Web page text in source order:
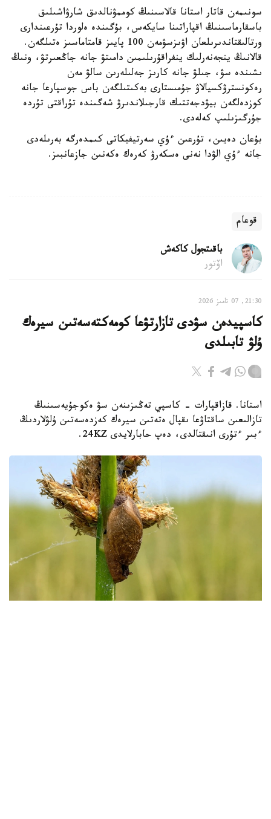
سونىمەن قاتار استانا قالاسىنىڭ كوممۋنالدىق شارۋاشىلىق
باسقارماسىنىڭ اقپاراتىنا سايكەس، بۇگىندە ەلوردا تۇرعىندارى
ورتالىقتاندىرىلعان اۋىزسۋمەن 100 پايىز قامتاماسىز ەتىلگەن.
قالانىڭ ينجەنەرلىك ينفراقۇرىلىمىن دامىتۋ جانە جاڭعىرتۋ، ونىڭ
ىشىندە سۋ، جىلۋ جانە كارىز جەلىلەرىن سالۋ مەن
رەكونسترۋكسيالاۋ جۇمىستارى بەكىتىلگەن باس جوسپارعا جانە
كوزدەلگەن بيۋدجەتتىك قارجىلاندىرۋ شەگىندە تۇراقتى تۇردە
جۇرگىزىلىپ كەلەدى.
بۇعان دەيىن، تۇرعىن ءۇي سەرتيفيكاتى كىمدەرگە بەرىلەدى
جانە ءۇي الۋدا نەنى ەسكەرۋ كەرەك ەكەنىن جازعانبىز.
قوعام
باقىتجول كاكەش
اۆتور
21:30, 07 تامىز 2026
كاسپيدەن سۋدى تازارتۋعا كومەكتەسەتىن سيرەك
ۇلۋ تابىلدى
استانا. قازاقپارات - كاسپي تەڭىزىنەن سۋ ەكوجۇيەسىنىڭ
تازالىعىن ساقتاۋعا ىقپال ەتەتىن سيرەك كەزدەسەتىن ۇلۋلاردىڭ
ءبىر ءتۇرى انىقتالدى، دەپ حابارلايدى 24KZ.